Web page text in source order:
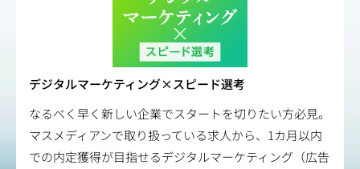
デジタルマーケティング×スピード選考
なるべく早く新しい企業でスタートを切りたい方必見。
マスメディアンで取り扱っている求人から、1カ月以内
での内定獲得が目指せるデジタルマーケティング（広告